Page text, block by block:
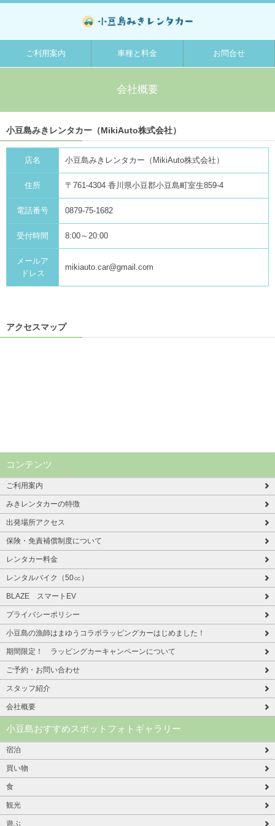
ご利用案内 車種と料金 お問合せ
会社概要
小豆島みきレンタカー（MikiAuto株式会社）
店名 小豆島みきレンタカー（MikiAuto株式会社）
住所 〒761-4304 香川県小豆郡小豆島町室生859-4
電話番号 0879-75-1682
受付時間 8:00～20:00
メールア
ドレス
mikiauto.car@gmail.com
アクセスマップ
コンテンツ
ご利用案内
みきレンタカーの特徴
出発場所アクセス
保険・免責補償制度について
レンタカー料金
レンタルバイク（50㏄）
BLAZE スマートEV
プライバシーポリシー
小豆島の漁師はまゆうコラボラッピングカーはじめました！
期間限定！ ラッピングカーキャンペーンについて
ご予約・お問い合わせ
スタッフ紹介
会社概要
小豆島おすすめスポットフォトギャラリー
宿泊
買い物
食
観光
遊ぶ